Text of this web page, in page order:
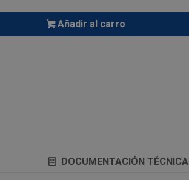
Añadir al carro
DOCUMENTACIÓN TÉCNICA